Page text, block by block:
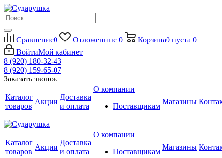
Сравнение0 Отложенные 0 Корзина0 пуста 0
ВойтиМой кабинет
8 (920) 180-32-43
8 (920) 159-65-07
Заказать звонок
Каталог
товаров
Акции
Доставка
и оплата
О компании
Поставщикам
Магазины
Каталог
товаров
Акции
Доставка
и оплата
О компании
Поставщикам
Магазины